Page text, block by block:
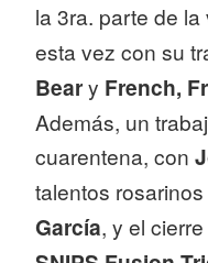
la 3ra. parte de
esta vez con su
Beary French,
Además, un
cuarentena, con
talentos
García, y el